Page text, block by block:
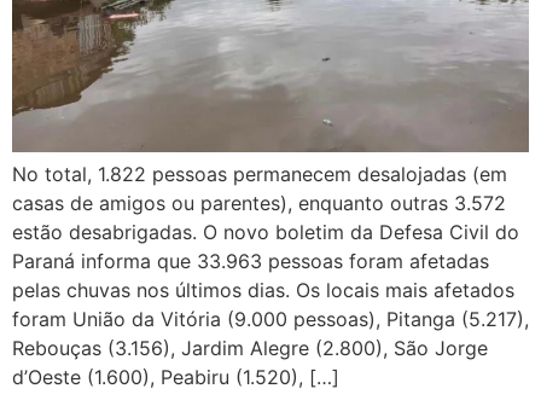
No total, 1.822 pessoas permanecem desalojadas (em
casas de amigos ou parentes), enquanto outras 3.572
estão desabrigadas. O novo boletim da Defesa Civil do
Paraná informa que 33.963 pessoas foram afetadas
pelas chuvas nos últimos dias. Os locais mais afetados
foram União da Vitória (9.000 pessoas), Pitanga (5.217),
Rebouças (3.156), Jardim Alegre (2.800), São Jorge
d’Oeste (1.600), Peabiru (1.520), […]